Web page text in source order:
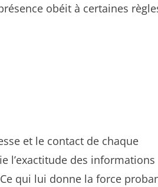
obéit à certaines
et le contact de chaque
l’exactitude des informations
qui lui donne la force